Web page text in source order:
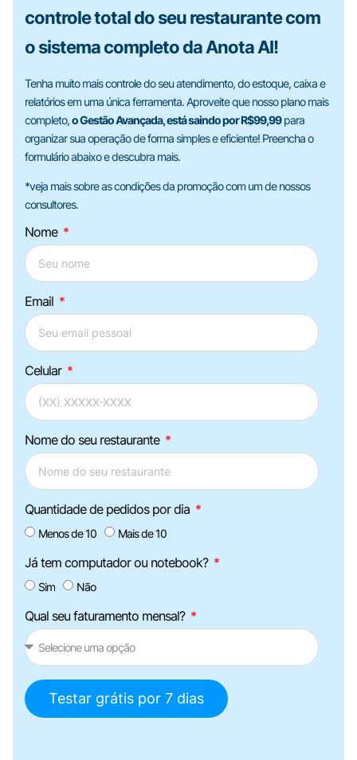
controle total do seu restaurante com
o sistema completo da Anota AI!
Tenha muito mais controle do seu atendimento, do estoque, caixa e
relatórios em uma única ferramenta. Aproveite que nosso plano mais
completo,o Gestão Avançada, está saindo por R$99,99para
organizar sua operação de forma simples e eficiente! Preencha o
formulário abaixo e descubra mais.
*veja mais sobre as condições da promoção com um de nossos
consultores.
Nome
Email
Celular
Nome do seu restaurante
Quantidade de pedidos por dia
Menos de 10 Mais de 10
Já tem computador ou notebook?
Sim Não
Qual seu faturamento mensal?
Testar grátis por 7 dias